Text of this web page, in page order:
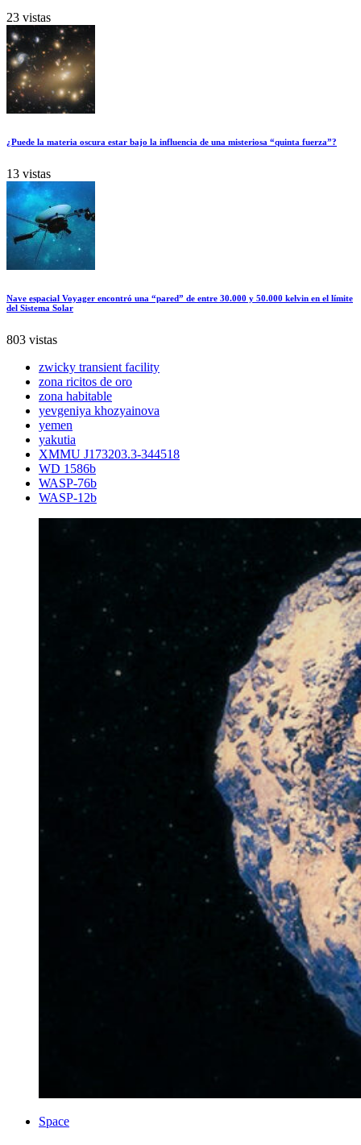
23 vistas
¿Puede la materia oscura estar bajo la influencia de una misteriosa “quinta fuerza”?
13 vistas
Nave espacial Voyager encontró una “pared” de entre 30.000 y 50.000 kelvin en el límite
del Sistema Solar
803 vistas
zwicky transient facility
zona ricitos de oro
zona habitable
yevgeniya khozyainova
yemen
yakutia
XMMU J173203.3-344518
WD 1586b
WASP-76b
WASP-12b
Space